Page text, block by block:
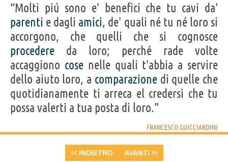
“Molti piú sono e' benefici che tu cavi da'
parenti e dagli amici, de' quali né tu né loro si
accorgono, che quelli che si cognosce
procedere da loro; perché rade volte
accaggiono cosenelle quali t'abbia a servire
dello aiuto loro, a comparazionedi quelle che
quotidianamente ti arreca el credersi che tu
possa valerti a tua posta di loro.”
FRANCESCO GUICCIARDINI
‹‹ INDIETRO AVANTI ››